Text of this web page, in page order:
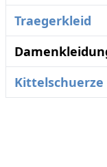
Traegerkleid
Kittelschuerze